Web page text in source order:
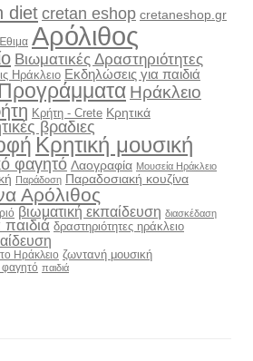
dietcretan eshop cretaneshop.gr
Αρόλιθος
Βιωματικές Δραστηριότητες
Ηράκλειο Εκδηλώσεις για παιδιά
Ηράκλειο
Κρήτη - Crete Κρητικά
βραδιες
Κρητική μουσική
φαγητό Λαογραφία Μουσεία Ηράκλειο
Παράδοση Παραδοσιακή κουζίνα
Αρόλιθος
βιωματική εκπαίδευση διασκέδαση
παιδιά δραστηριότητες ηράκλειο
Ηράκλειο ζωντανή μουσική
παιδιά